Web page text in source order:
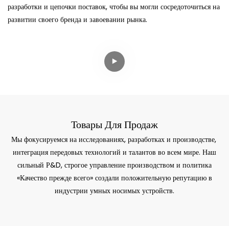
разработки и цепочки поставок, чтобы вы могли сосредоточиться на
развитии своего бренда и завоевании рынка.
Товары Для Продаж
Мы фокусируемся на исследованиях, разработках и производстве,
интеграция передовых технологий и талантов во всем мире. Наш
сильный Р&D, строгое управление производством и политика
«Качество прежде всего» создали положительную репутацию в
индустрии умных носимых устройств.